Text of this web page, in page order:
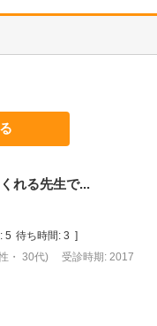
れる先生で...
5 待ち時間: 3 ]
・ 30代)
受診時期: 2017